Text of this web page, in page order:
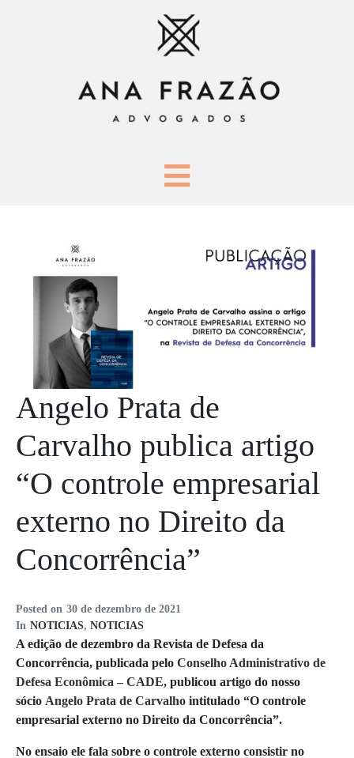
Posted on 30 de dezembro de 2021
In NOTICIAS, NOTICIAS
Angelo Prata de
Carvalho publica artigo
“O controle empresarial
externo no Direito da
Concorrência”
A edição de dezembro da Revista de Defesa da
Concorrência, publicada pelo Conselho Administrativo de
Defesa Econômica – CADE, publicou artigo do nosso
sócio Angelo Prata de Carvalho intitulado “O controle
empresarial externo no Direito da Concorrência”.
No ensaio ele fala sobre o controle externo consistir no